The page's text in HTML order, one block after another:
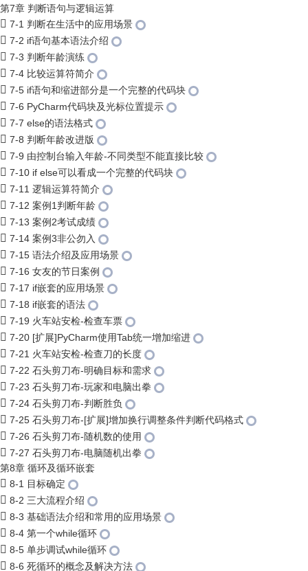
第7章 判断语句与逻辑运算
7-1 判断在生活中的应用场景
7-2 if语句基本语法介绍
7-3 判断年龄演练
7-4 比较运算符简介
7-5 if语句和缩进部分是一个完整的代码块
7-6 PyCharm代码块及光标位置提示
7-7 else的语法格式
7-8 判断年龄改进版
7-9 由控制台输入年龄-不同类型不能直接比较
7-10 if else可以看成一个完整的代码块
7-11 逻辑运算符简介
7-12 案例1判断年龄
7-13 案例2考试成绩
7-14 案例3非公勿入
7-15 语法介绍及应用场景
7-16 女友的节日案例
7-17 if嵌套的应用场景
7-18 if嵌套的语法
7-19 火车站安检-检查车票
7-20 [扩展]PyCharm使用Tab统一增加缩进
7-21 火车站安检-检查刀的长度
7-22 石头剪刀布-明确目标和需求
7-23 石头剪刀布-玩家和电脑出拳
7-24 石头剪刀布-判断胜负
7-25 石头剪刀布-[扩展]增加换行调整条件判断代码格式
7-26 石头剪刀布-随机数的使用
7-27 石头剪刀布-电脑随机出拳
第8章 循环及循环嵌套
8-1 目标确定
8-2 三大流程介绍
8-3 基础语法介绍和常用的应用场景
8-4 第一个while循环
8-5 单步调试while循环
8-6 死循环的概念及解决方法